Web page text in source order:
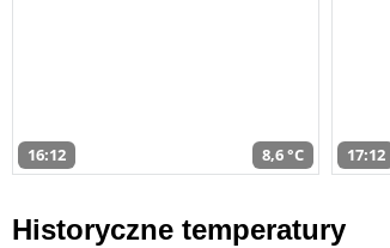
16:12 8,6 °C 17:12
Historyczne temperatury